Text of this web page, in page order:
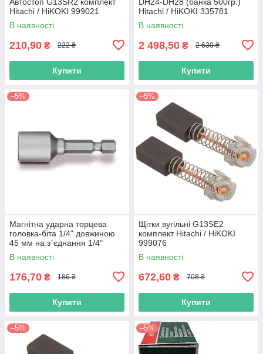
Hitachi / HiKOKI 999021
В наявності
210,90 ₴ 222 ₴
Купити
Hitachi / HiKOKI 335781
В наявності
2 498,50 ₴ 2 630 ₴
Купити
–5%
Магнітна ударна торцева
головка-біта 1/4" довжиною
45 мм на з`єднання 1/4"
Hikoki (Hitachi) 752362
В наявності
176,70 ₴ 186 ₴
Купити
–5%
Щітки вугільні G13SE2
комплект Hitachi / HiKOKI
999076
В наявності
672,60 ₴ 708 ₴
Купити
–5% –5%